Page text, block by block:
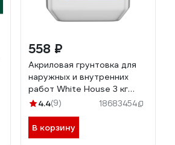
558 ₽
Акриловая грунтовка для
наружных и внутренних
работ White House 3 кг
15561
4.4(9) 18683454
В корзину